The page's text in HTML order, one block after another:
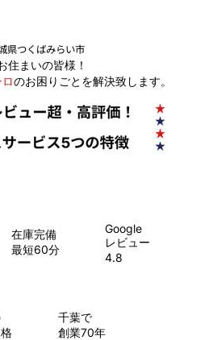
住まいの皆様！
県つくばみらい市
のお困りごとを解決致します。
在庫完備
最短60分
Google
レビュー
4.8
千葉で
創業70年